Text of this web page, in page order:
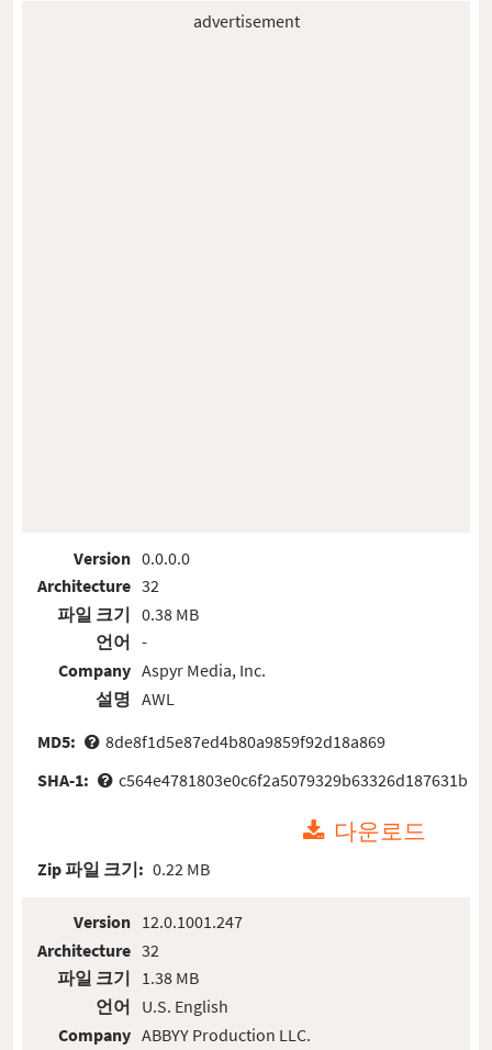
advertisement
Version
Architecture
파일 크기
언어
Company
설명
0.0.0.0
32
0.38 MB
-
Aspyr Media, Inc.
AWL
MD5:
8de8f1d5e87ed4b80a9859f92d18a869
SHA-1:
c564e4781803e0c6f2a5079329b63326d187631b
다운로드
Zip 파일 크기: 0.22 MB
Version
Architecture
파일 크기
언어
Company
12.0.1001.247
32
1.38 MB
U.S. English
ABBYY Production LLC.